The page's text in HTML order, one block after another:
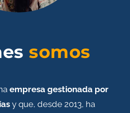
somos
empresa gestionada por
y que, desde 2013, ha